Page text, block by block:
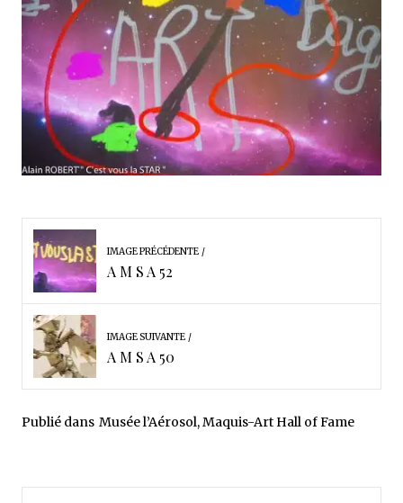
IMAGE PRÉCÉDENTE
A M S A 52
IMAGE SUIVANTE
A M S A 50
Publié dans Musée l’Aérosol, Maquis-Art Hall of Fame